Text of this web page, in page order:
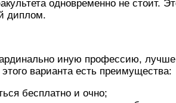
одновременно не стоит.
диплом.
иную профессию, лучше
варианта есть преимущества:
бесплатно и очно;